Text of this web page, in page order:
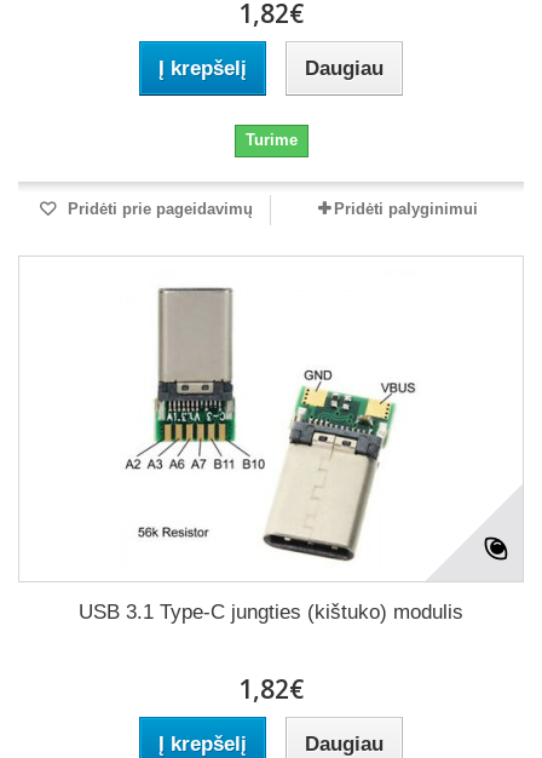
1,82€
Į krepšelį Daugiau
Turime
Pridėti prie pageidavimų Pridėti palyginimui
USB 3.1 Type-C jungties (kištuko) modulis
1,82€
Į krepšelį Daugiau